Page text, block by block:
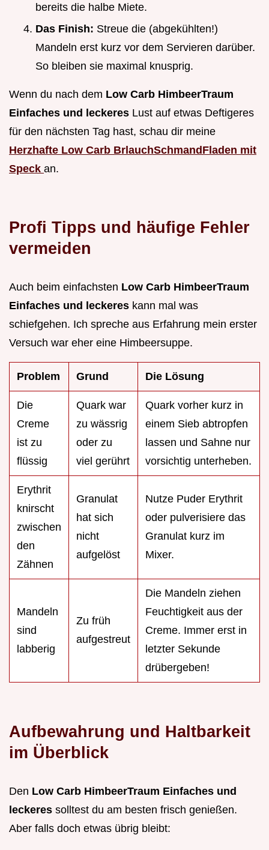
bereits die halbe Miete.
Das Finish: Streue die (abgekühlten!)
Mandeln erst kurz vor dem Servieren darüber.
So bleiben sie maximal knusprig.
Wenn du nach dem Low Carb HimbeerTraum
Einfaches und leckeres Lust auf etwas Deftigeres
für den nächsten Tag hast, schau dir meine
Herzhafte Low Carb BrlauchSchmandFladen mit
Speck an.
Profi Tipps und häufige Fehler
vermeiden
Auch beim einfachsten Low Carb HimbeerTraum
Einfaches und leckeres kann mal was
schiefgehen. Ich spreche aus Erfahrung mein erster
Versuch war eher eine Himbeersuppe.
Problem Grund Die Lösung
Die
Creme
ist zu
flüssig
Quark war
zu wässrig
oder zu
viel gerührt
Quark vorher kurz in
einem Sieb abtropfen
lassen und Sahne nur
vorsichtig unterheben.
Erythrit
knirscht
zwischen
den
Zähnen
Granulat
hat sich
nicht
aufgelöst
Nutze Puder Erythrit
oder pulverisiere das
Granulat kurz im
Mixer.
Mandeln
sind
labberig
Zu früh
aufgestreut
Die Mandeln ziehen
Feuchtigkeit aus der
Creme. Immer erst in
letzter Sekunde
drübergeben!
Aufbewahrung und Haltbarkeit
im Überblick
Den Low Carb HimbeerTraum Einfaches und
leckeres solltest du am besten frisch genießen.
Aber falls doch etwas übrig bleibt: